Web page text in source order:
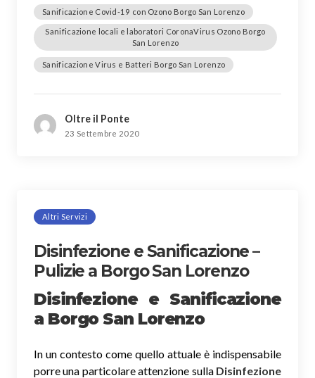
Sanificazione Covid-19 con Ozono Borgo San Lorenzo
Sanificazione locali e laboratori CoronaVirus Ozono Borgo
San Lorenzo
Sanificazione Virus e Batteri Borgo San Lorenzo
Oltre il Ponte
23 Settembre 2020
Altri Servizi
Disinfezione e Sanificazione –
Pulizie a Borgo San Lorenzo
Disinfezione e Sanificazione
a Borgo San Lorenzo
In un contesto come quello attuale è indispensabile
porre una particolare attenzione sulla Disinfezione